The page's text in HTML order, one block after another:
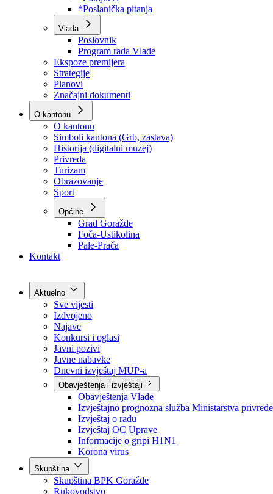
Zakoni
*Odluke
*Zaključci
*Poslanička pitanja
Vlada
Poslovnik
Program rada Vlade
Ekspoze premijera
Strategije
Planovi
Značajni dokumenti
O kantonu
O kantonu
Simboli kantona (Grb, zastava)
Historija (digitalni muzej)
Privreda
Turizam
Obrazovanje
Sport
Općine
Kontakt
Aktuelno
Sve vijesti
Izdvojeno
Najave
Konkursi i oglasi
Javni pozivi
Javne nabavke
Dnevni izvještaj MUP-a
Obavještenja i izvještaji
Obavještenja Vlade
Izvještajno prognozna služba Ministarstva privrede
Izvještaj o radu
Izvještaj OC Uprave
Informacije o gripi H1N1
Korona virus